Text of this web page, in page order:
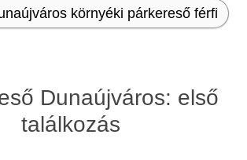
környéki párkereső férfi
Dunaújváros: első
találkozás